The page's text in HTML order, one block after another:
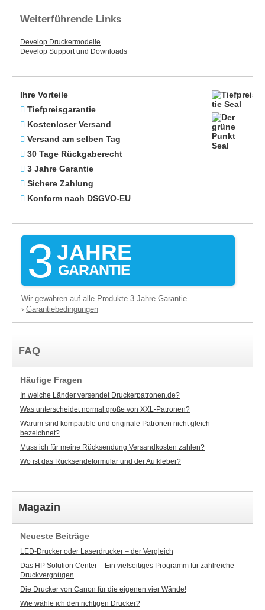
Ihre Vorteile
Tiefpreisgarantie
Kostenloser Versand
Versand am selben Tag
30 Tage Rückgaberecht
3 Jahre Garantie
Sichere Zahlung
Konform nach DSGVO-EU
3 JAHRE
GARANTIE
Wir gewähren auf alle Produkte 3 Jahre Garantie.
› Garantiebedingungen
FAQ
Häufige Fragen
In welche Länder versendet Druckerpatronen.de?
Was unterscheidet normal große von XXL-Patronen?
Warum sind kompatible und originale Patronen nicht gleich
bezeichnet?
Muss ich für meine Rücksendung Versandkosten zahlen?
Wo ist das Rücksendeformular und der Aufkleber?
Magazin
Neueste Beiträge
LED-Drucker oder Laserdrucker – der Vergleich
Das HP Solution Center – Ein vielseitiges Programm für zahlreiche
Druckvergnügen
Die Drucker von Canon für die eigenen vier Wände!
Wie wähle ich den richtigen Drucker?
Weiterführende Links
Develop Druckermodelle
Develop Support und Downloads